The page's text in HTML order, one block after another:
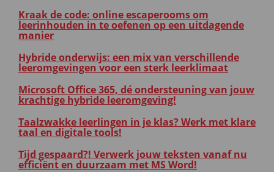
Kraak de code: online escaperooms om
leerinhouden in te oefenen op een uitdagende
manier
Hybride onderwijs: een mix van verschillende
leeromgevingen voor een sterk leerklimaat
Microsoft Office 365, dé ondersteuning van jouw
krachtige hybride leeromgeving!
Taalzwakke leerlingen in je klas? Werk met klare
taal en digitale tools!
Tijd gespaard?! Verwerk jouw teksten vanaf nu
efficiënt en duurzaam met MS Word!